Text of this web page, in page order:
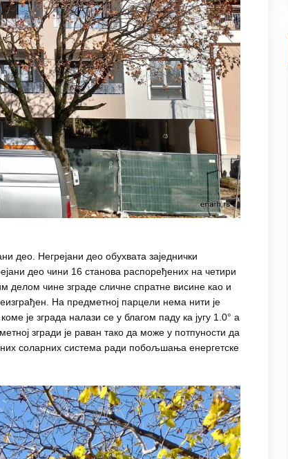
део. Негрејани део обухвата заједнички
део чини 16 станова распоређених на четири
делом чине зграде сличне спратне висине као и
На предметној парцели нема нити је
је зграда налази се у благом паду ка југу 1.0° а
згради је раван тако да може у потпуности да
соларних система ради побољшања енергетске